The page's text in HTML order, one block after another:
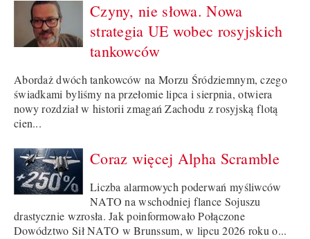
Czyny, nie słowa. Nowa
strategia UE wobec rosyjskich
tankowców
Abordaż dwóch tankowców na Morzu Śródziemnym, czego
świadkami byliśmy na przełomie lipca i sierpnia, otwiera
nowy rozdział w historii zmagań Zachodu z rosyjską flotą
cien...
Coraz więcej Alpha Scramble
Liczba alarmowych poderwań myśliwców
NATO na wschodniej flance Sojuszu
drastycznie wzrosła. Jak poinformowało Połączone
Dowództwo Sił NATO w Brunssum, w lipcu 2026 roku o...